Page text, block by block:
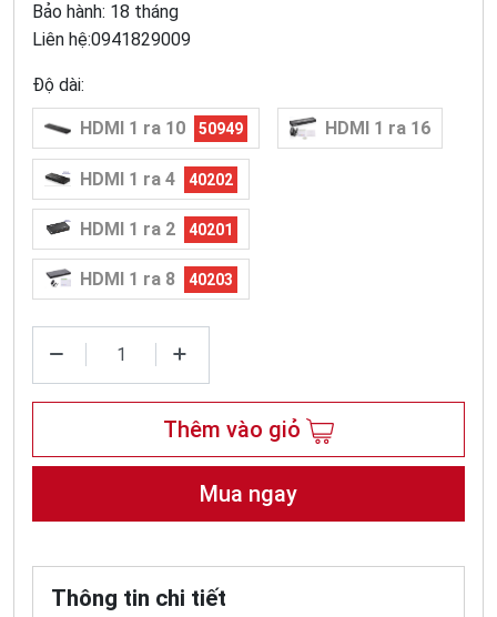
Bảo hành: 18 tháng
Liên hệ:0941829009
Độ dài:
HDMI 1 ra 10 50949 HDMI 1 ra 16
HDMI 1 ra 4 40202
HDMI 1 ra 2 40201
HDMI 1 ra 8 40203
Thêm vào giỏ
Mua ngay
Thông tin chi tiết